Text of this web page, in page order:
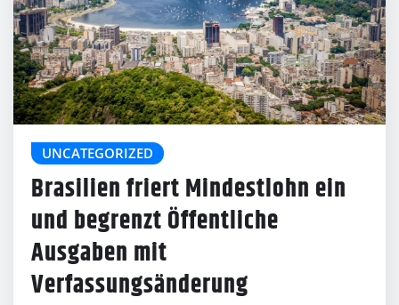
UNCATEGORIZED
Brasilien friert Mindestlohn ein
und begrenzt Öffentliche
Ausgaben mit
Verfassungsänderung